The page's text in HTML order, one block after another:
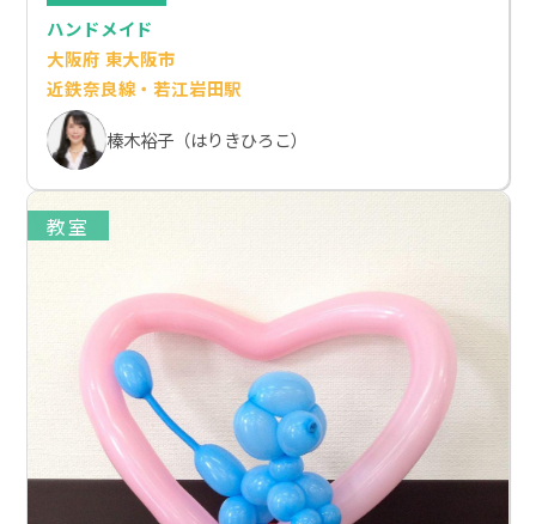
ハンドメイド
大阪府 東大阪市
近鉄奈良線・若江岩田駅
榛木裕子（はりきひろこ）
教室